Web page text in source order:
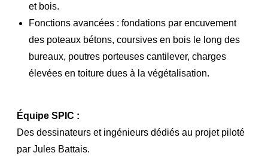
et bois.
Fonctions avancées : fondations par encuvement
des poteaux bétons, coursives en bois le long des
bureaux, poutres porteuses cantilever, charges
élevées en toiture dues à la végétalisation.
Équipe SPIC :
Des dessinateurs et ingénieurs dédiés au projet piloté
par Jules Battais.